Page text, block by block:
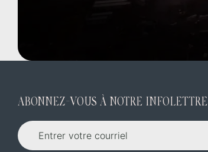
ABONNEZ-VOUS À NOTRE INFOLETTRE